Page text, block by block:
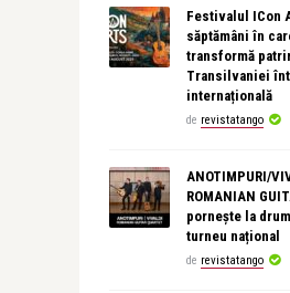
Festivalul ICon
săptămâni în
transformă
Transilvaniei
internațională
de revistatango
ANOTIMPURI/
ROMANIAN
pornește la
turneu național
de revistatango